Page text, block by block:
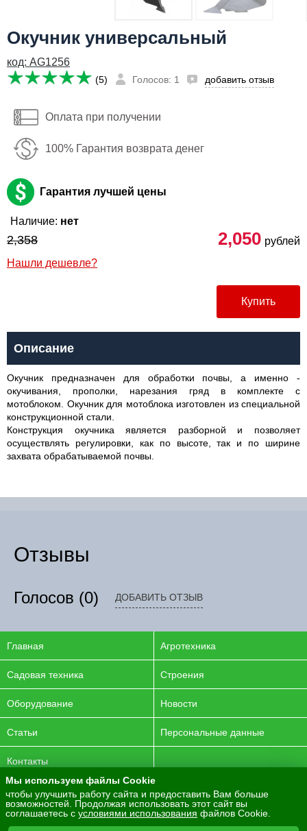
Окучник универсальный
код: AG1256
(5) Голосов: 1 добавить отзыв
Оплата при получении
100% Гарантия возврата денег
Гарантия лучшей цены
Наличие: нет
2,358 2,050 рублей
Нашли дешевле?
Купить
Описание
Окучник предназначен для обработки почвы, а именно -
окучивания, прополки, нарезания гряд в комплекте с
мотоблоком. Окучник для мотоблока изготовлен из специальной
конструкционной стали.
Конструкция окучника является разборной и позволяет
осуществлять регулировки, как по высоте, так и по ширине
захвата обрабатываемой почвы.
Отзывы
Голосов (0) ДОБАВИТЬ ОТЗЫВ
Телефон *:
Я даю согласие на
Главная Агротехника
Садовая техника Строения
Оборудование Новости
Статьи Персональные данные
Контакты
© 2016-2026 ENERGYAGRO Все права защищены.
Разработка сайта - PurpleLabs
Мы используем файлы Cookie
чтобы улучшить работу сайта и предоставить Вам больше
возможностей. Продолжая использовать этот сайт вы
соглашаетесь с условиями использования файлов Cookie.